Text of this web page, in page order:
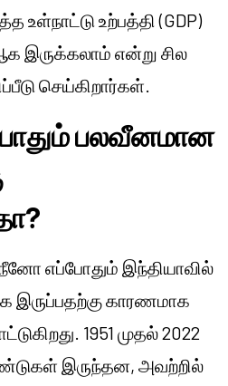
உற்பத்தி (GDP)
இருக்கலாம் என்று சில
செய்கிறார்கள்.
பலவீனமான
எப்போதும் இந்தியாவில்
இருப்பதற்கு காரணமாக
1951 முதல் 2022
இருந்தன, அவற்றில்